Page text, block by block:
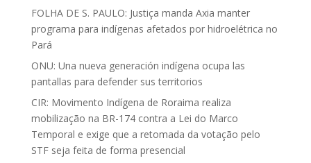
FOLHA DE S. PAULO: Justiça manda Axia manter
programa para indígenas afetados por hidroelétrica no
Pará
ONU: Una nueva generación indígena ocupa las
pantallas para defender sus territorios
CIR: Movimento Indígena de Roraima realiza
mobilização na BR-174 contra a Lei do Marco
Temporal e exige que a retomada da votação pelo
STF seja feita de forma presencial